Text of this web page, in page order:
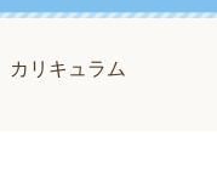
カリキュラム